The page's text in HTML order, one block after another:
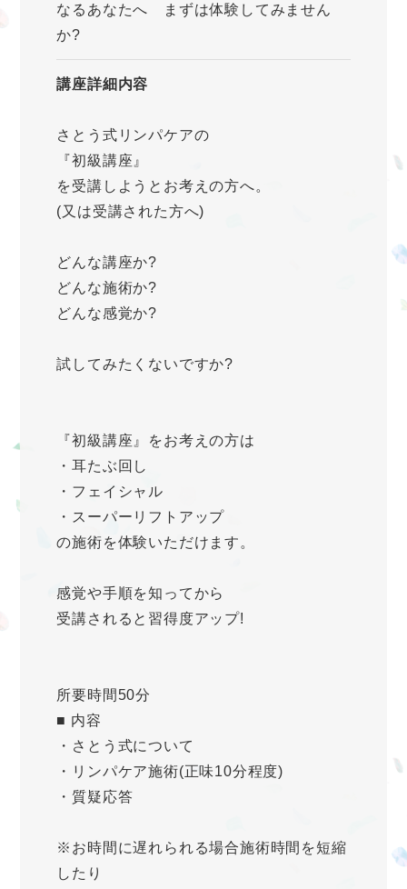
なるあなたへ まずは体験してみません
か?
講座詳細内容
さとう式リンパケアの
『初級講座』
を受講しようとお考えの方へ。
(又は受講された方へ)
どんな講座か?
どんな施術か?
どんな感覚か?
試してみたくないですか?
『初級講座』をお考えの方は
・耳たぶ回し
・フェイシャル
・スーパーリフトアップ
の施術を体験いただけます。
感覚や手順を知ってから
受講されると習得度アップ!
所要時間50分
■ 内容
・さとう式について
・リンパケア施術(正味10分程度)
・質疑応答
※お時間に遅れられる場合施術時間を短縮
したり